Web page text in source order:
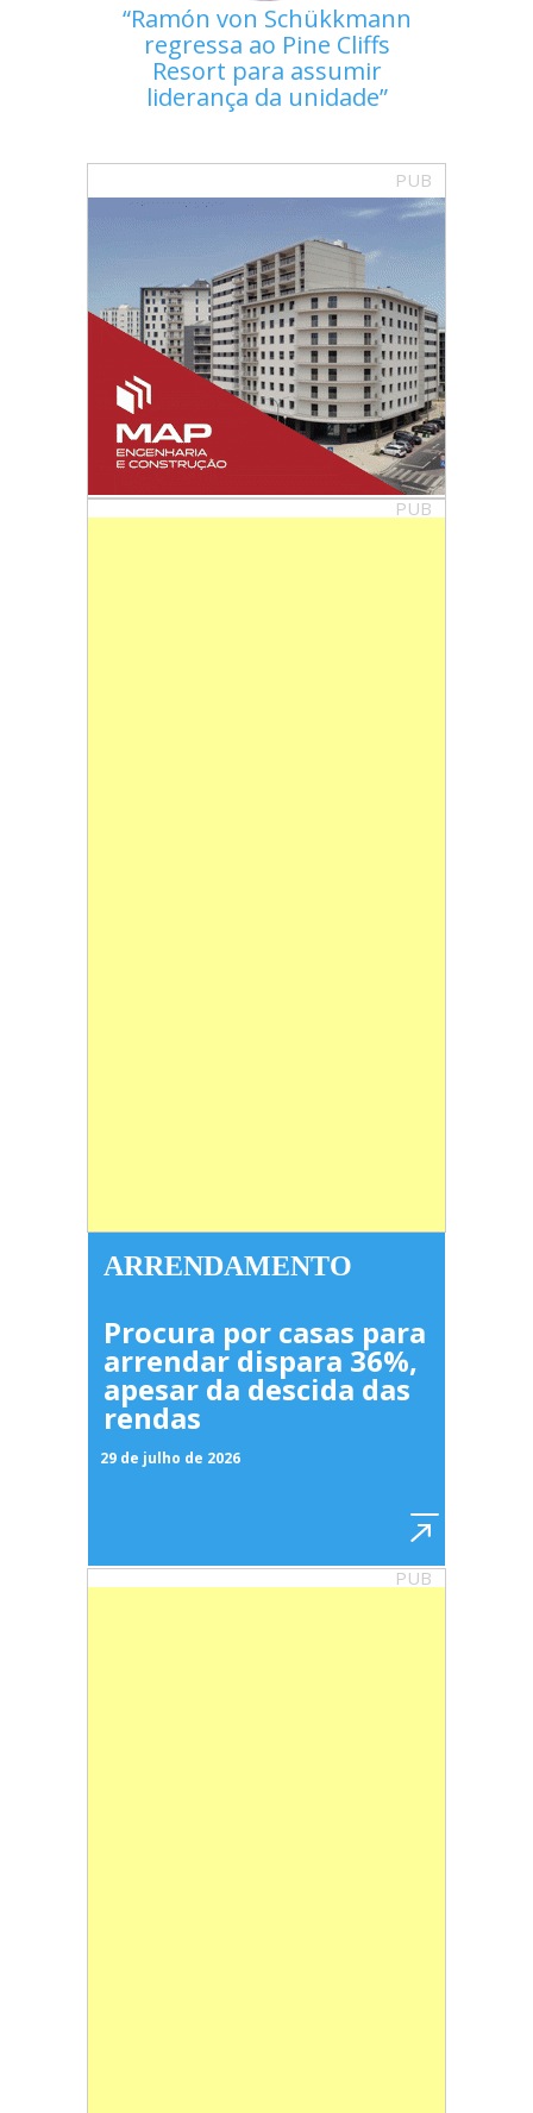
Ramón von Schükkmann
regressa ao Pine Cliffs
Resort para assumir
liderança da unidade
PUB
PUB
ARRENDAMENTO
Procura por casas para
arrendar dispara 36%,
apesar da descida das
rendas
29 de julho de 2026
PUB